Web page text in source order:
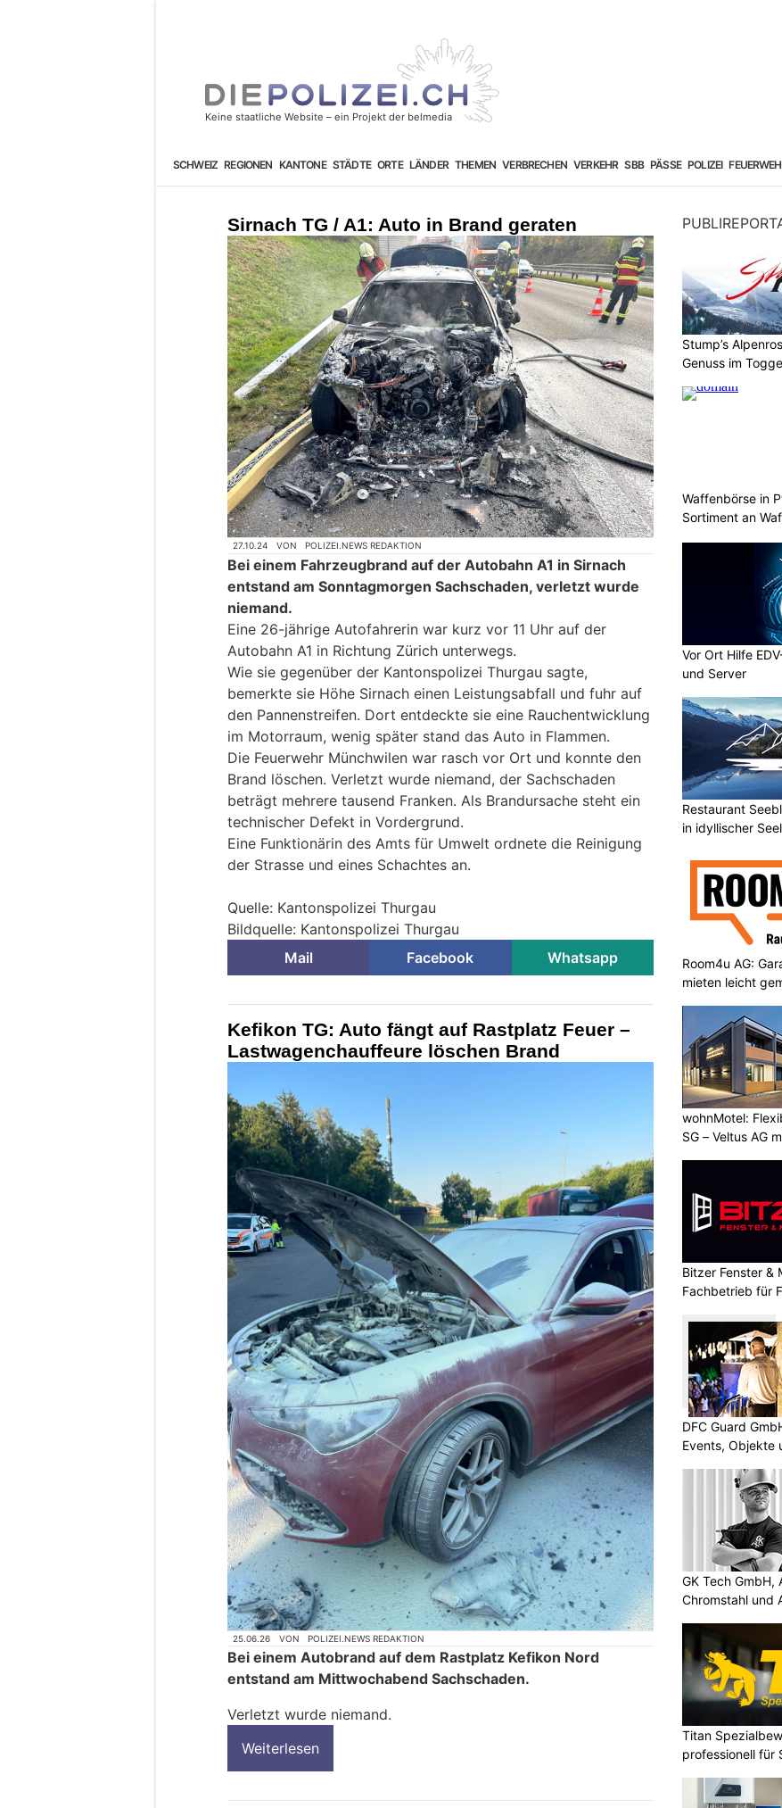
SCHWEIZ REGIONEN KANTONE STÄDTE ORTE LÄNDER THEMEN VERBRECHEN VERKEHR SBB PÄSSE POLIZEI
Sirnach TG / A1: Auto in Brand geraten
27.10.24 VON POLIZEI.NEWS REDAKTION
Bei einem Fahrzeugbrand auf der Autobahn A1 in Sirnach
entstand am Sonntagmorgen Sachschaden, verletzt wurde
niemand.
Eine 26-jährige Autofahrerin war kurz vor 11 Uhr auf der
Autobahn A1 in Richtung Zürich unterwegs.
Wie sie gegenüber der Kantonspolizei Thurgau sagte,
bemerkte sie Höhe Sirnach einen Leistungsabfall und fuhr auf
den Pannenstreifen. Dort entdeckte sie eine Rauchentwicklung
im Motorraum, wenig später stand das Auto in Flammen.
Die Feuerwehr Münchwilen war rasch vor Ort und konnte den
Brand löschen. Verletzt wurde niemand, der Sachschaden
beträgt mehrere tausend Franken. Als Brandursache steht ein
technischer Defekt in Vordergrund.
Eine Funktionärin des Amts für Umwelt ordnete die Reinigung
der Strasse und eines Schachtes an.
Quelle: Kantonspolizei Thurgau
Bildquelle: Kantonspolizei Thurgau
Mail
Facebook Whatsapp
Kefikon TG: Auto fängt auf Rastplatz Feuer –
Lastwagenchauffeure löschen Brand
25.06.26 VON POLIZEI.NEWS REDAKTION
Bei einem Autobrand auf dem Rastplatz Kefikon Nord
entstand am Mittwochabend Sachschaden.
Verletzt wurde niemand.
Weiterlesen
Stump’s
Genuss im
Waffenbörse in
Sortiment an
Vor Ort Hilfe
und Server
Restaurant
in idyllischer
Room4u AG:
mieten leicht
wohnMotel:
SG – Veltus AG
Bitzer Fenster &
Fachbetrieb für
DFC Guard
Events, Objekte
GK Tech GmbH,
Chromstahl und
Titan
professionell für